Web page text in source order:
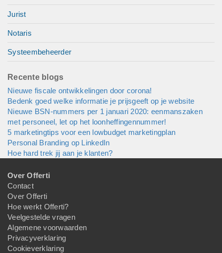
Jurist
Notaris
Systeembeheerder
Recente blogs
Nieuwe fiscale ontwikkelingen door corona!
Bedenk goed welke informatie je prijsgeeft op je website
Nieuwe BSN-nummers per 1 januari 2020: eenmanszaken
met personeel, let op het loonheffingennummer!
5 marketingtips voor een lowbudget marketingplan
Personal Branding op LinkedIn
Hoe hard trek jij aan je klanten?
Over Offerti
Contact
Over Offerti
Hoe werkt Offerti?
Veelgestelde vragen
Algemene voorwaarden
Privacyverklaring
Cookieverklaring